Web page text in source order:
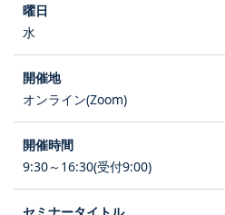
水
オンライン(Zoom)
9:30～16:30(受付9:00)